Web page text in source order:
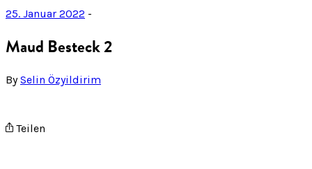
25. Januar 2022 -
Maud Besteck 2
BySelin Özyildirim
Teilen